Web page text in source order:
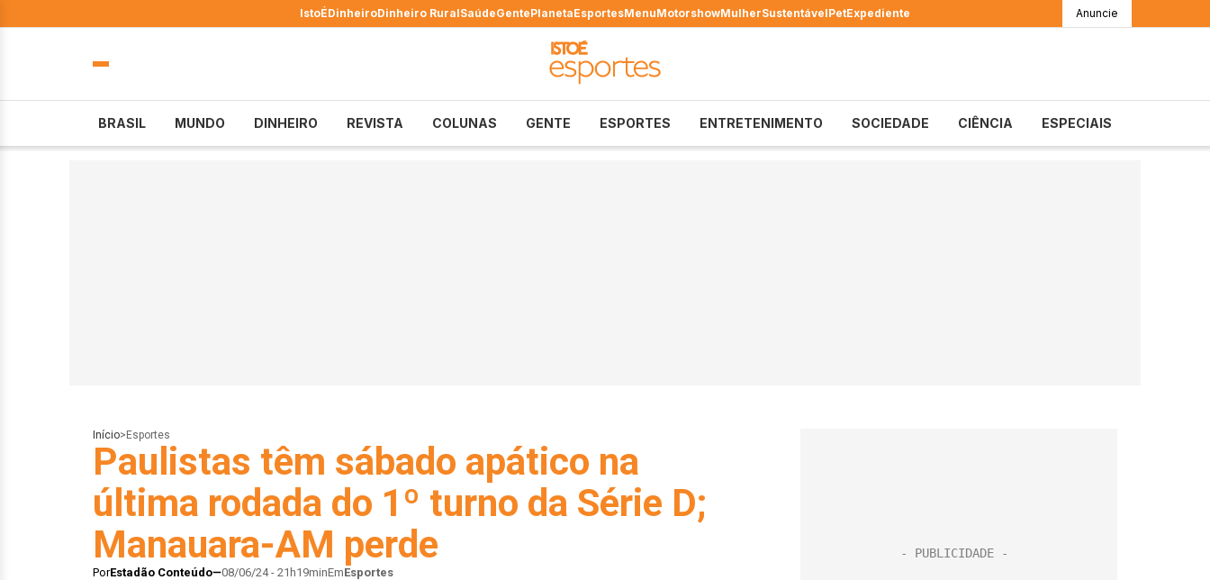
IstoÉDinheiroDinheiro RuralSaúdeGentePlanetaEsportesMenuMotorshowMulherSustentávelPetExpediente Anuncie
BRASIL MUNDO DINHEIRO REVISTA COLUNAS GENTE ESPORTES ENTRETENIMENTO SOCIEDADE CIÊNCIA ESPECIAIS
Início> Esportes
Paulistas têm sábado apático na
última rodada do 1º turno da Série D;
Manauara-AM perde
PorEstadão Conteúdo 08/06/24 - 21h19minEmEsportes